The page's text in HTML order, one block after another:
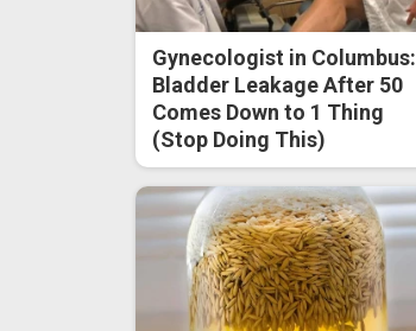
Gynecologist in Columbus:
Bladder Leakage After 50
Comes Down to 1 Thing
(Stop Doing This)